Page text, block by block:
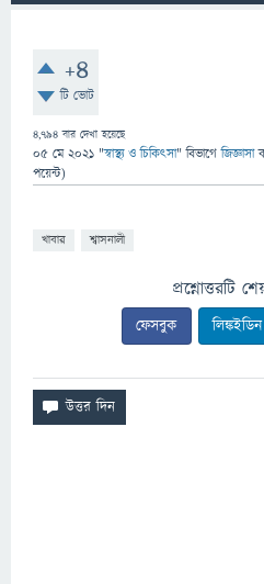
+4
টি ভোট
4,794 বার দেখা হয়েছে
05 মে 2021 "স্বাস্থ্য ও চিকিৎসা" বিভাগে জিজ্ঞাসা
পয়েন্ট)
খাবার শ্বাসনালী
প্রশ্নোত্তরটি
ফেসবুক লিঙ্কইডিন